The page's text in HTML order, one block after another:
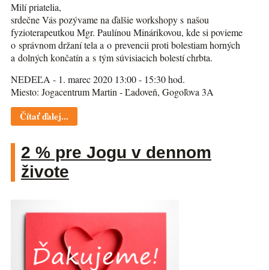
Milí priatelia,
srdečne Vás pozývame na ďalšie workshopy s našou
fyzioterapeutkou Mgr. Paulínou Minárikovou, kde si povieme
o správnom držaní tela a o prevencii proti bolestiam horných
a dolných končatín a s tým súvisiacich bolestí chrbta.
NEDEĽA - 1. marec 2020 13:00 - 15:30 hod.
Miesto: Jogacentrum Martin - Ľadoveň, Gogoľova 3A
Čítať ďalej...
2 % pre Jogu v dennom
živote